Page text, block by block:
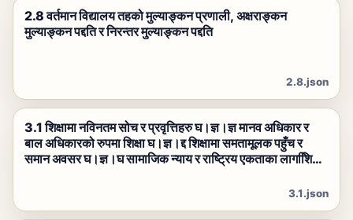
2.8 वर्तमान विद्यालय तहको मुल्याङ्कन प्रणाली, अक्षराङ्कन
मुल्याङ्कन पद्दति र निरन्तर मुल्याङ्कन पद्दति
2.8.json
3.1 शिक्षामा नविनतम सोच र प्रवृत्तिहरु घ।ज्ञ।ज्ञ मानव अधिकार र
बाल अधिकारको रुपमा शिक्षा घ।ज्ञ।द्द शिक्षामा समतामूलक पहुँच र
समान अवसर घ।ज्ञ।घ सामाजिक न्याय र राष्ट्रिय एकताका लागशििक्षा
3.1.json